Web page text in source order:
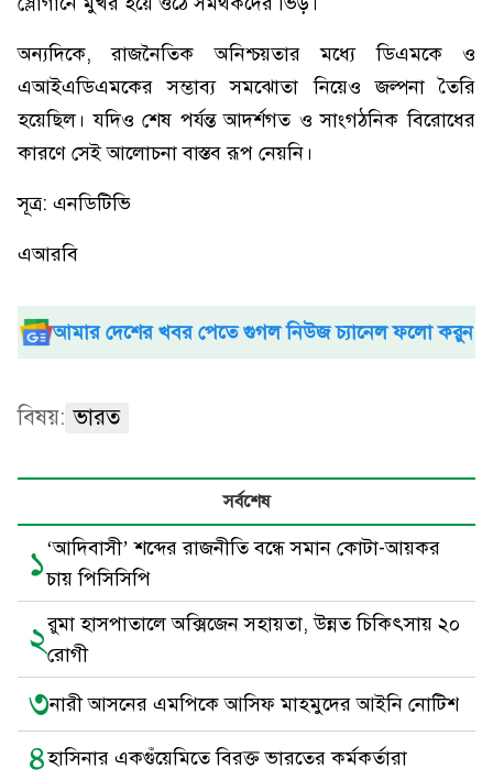
অন্যদিকে, রাজনৈতিক অনিশ্চয়তার মধ্যে ডিএমকে ও
এআইএডিএমকের সম্ভাব্য সমঝোতা নিয়েও জল্পনা তৈরি
হয়েছিল। যদিও শেষ পর্যন্ত আদর্শগত ও সাংগঠনিক বিরোধের
কারণে সেই আলোচনা বাস্তব রূপ নেয়নি।
সূত্র: এনডিটিভি
এআরবি
আমার দেশের খবর পেতে গুগল নিউজ চ্যানেল ফলো করুন
বিষয়: ভারত
সর্বশেষ
১‘আদিবাসী’ শব্দের রাজনীতি বন্ধে সমান কোটা-আয়কর
চায় পিসিসিপি
২রুমা হাসপাতালে অক্সিজেন সহায়তা, উন্নত চিকিৎসায় ২০
রোগী
৩নারী আসনের এমপিকে আসিফ মাহমুদের আইনি নোটিশ
৪হাসিনার একগুঁয়েমিতে বিরক্ত ভারতের কর্মকর্তারা